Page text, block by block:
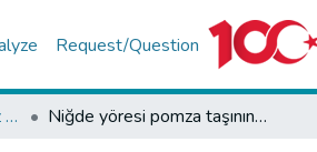
Request/Question
Fen Bilimleri Enstitüsü Tez Koleksiyonu Niğde yöresi pomza taşının mukavemetinin araştırılması